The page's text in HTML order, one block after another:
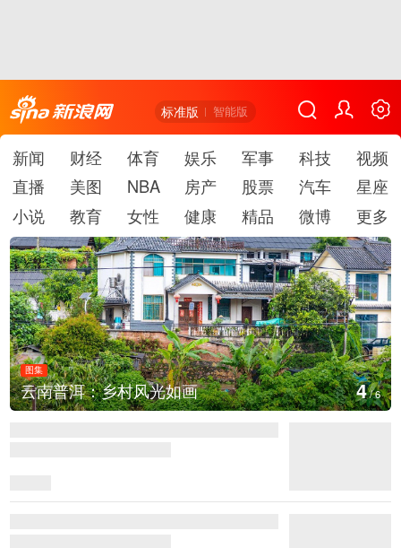
标准版 智能版
新闻 财经 体育 娱乐 军事 科技
视频
直播
美图 NBA 房产 股票 汽车
星座
小说
教育 女性 健康 精品 微博 更多
乡村风光如画
图集
安徽长丰
5/6